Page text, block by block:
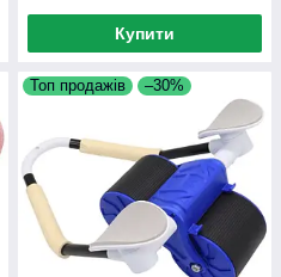
Купити
Топ продажів –30%